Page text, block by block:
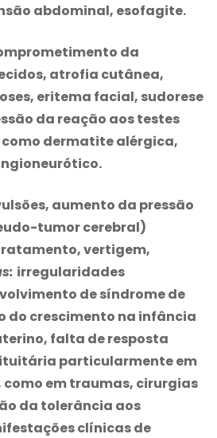
abdominal, esofagite.
da
atrofia cutânea,
eritema facial, sudorese
da reação aos testes
dermatite alérgica,
aumento da pressão
tumor cerebral)
vertigem,
irregularidades
de síndrome de
do crescimento na infância
falta de resposta
particularmente em
como em traumas, cirurgias
da tolerância aos
clínicas de